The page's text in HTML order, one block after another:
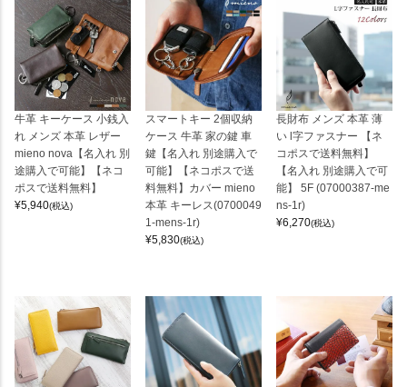
牛革 キーケース 小銭入
れ メンズ 本革 レザー
mieno nova【名入れ 別
途購入で可能】【ネコ
ポスで送料無料】
¥5,940(税込)
スマートキー 2個収納
ケース 牛革 家の鍵 車
鍵【名入れ 別途購入で
可能】【ネコポスで送
料無料】カバー mieno
本革 キーレス(0700049
1-mens-1r)
¥5,830(税込)
長財布 メンズ 本革 薄
い l字ファスナー 【ネ
コポスで送料無料】
【名入れ 別途購入で可
能】 5F (07000387-me
ns-1r)
¥6,270(税込)